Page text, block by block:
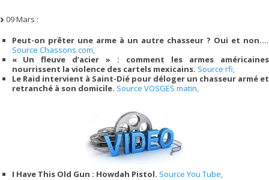
09 Mars :
Peut-on prêter une arme à un autre chasseur ? Oui et non….
Source Chassons.com,
« Un fleuve d’acier » : comment les armes américaines
nourrissent la violence des cartels mexicains. Source rfi,
Le Raid intervient à Saint-Dié pour déloger un chasseur armé et
retranché à son domicile. Source VOSGES matin,
I Have This Old Gun : Howdah Pistol. Source You Tube,